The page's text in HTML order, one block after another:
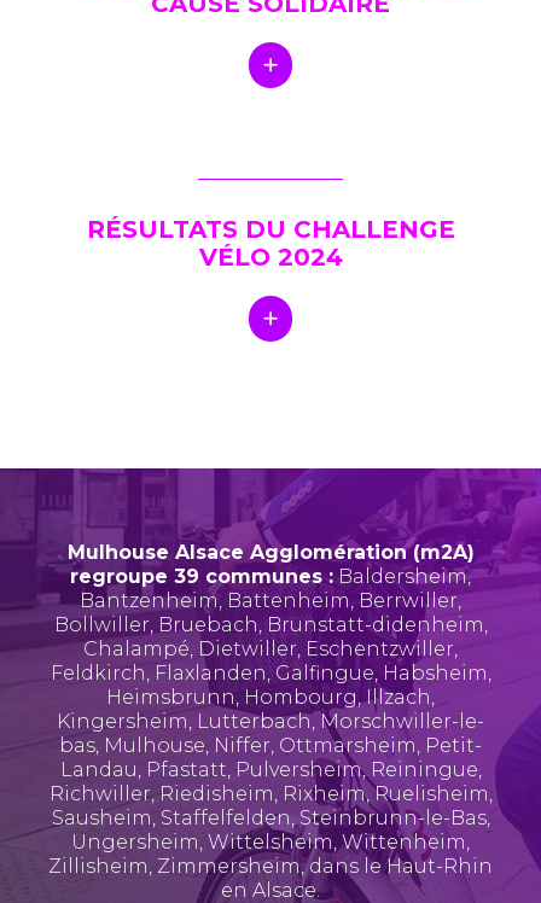
RÉSULTATS DU CHALLENGE
VÉLO 2024
Mulhouse Alsace Agglomération (m2A)
regroupe 39 communes : Baldersheim,
Bantzenheim, Battenheim, Berrwiller,
Bollwiller, Bruebach,Brunstatt-didenheim,
Chalampé, Dietwiller, Eschentzwiller,
Feldkirch, Flaxlanden,Galfingue, Habsheim,
Heimsbrunn, Hombourg,Illzach,
Kingersheim, Lutterbach, Morschwiller-le-
bas, Mulhouse, Niffer, Ottmarsheim, Petit-
Landau, Pfastatt, Pulversheim, Reiningue,
Richwiller, Riedisheim, Rixheim,Ruelisheim,
Sausheim, Staffelfelden, Steinbrunn-le-Bas,
Ungersheim, Wittelsheim,Wittenheim,
Zillisheim, Zimmersheim, dans le Haut-Rhin
en Alsace.